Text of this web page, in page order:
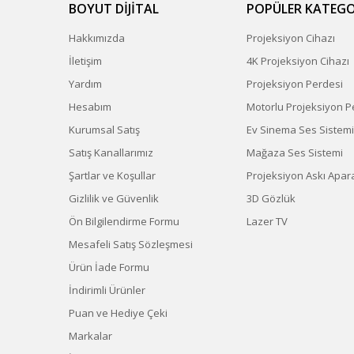
BOYUT DİJİTAL
Hakkımızda
İletişim
Yardım
Hesabım
Kurumsal Satış
Satış Kanallarımız
Şartlar ve Koşullar
Gizlilik ve Güvenlik
Ön Bilgilendirme Formu
Mesafeli Satış Sözleşmesi
Ürün İade Formu
İndirimli Ürünler
Puan ve Hediye Çeki
Markalar
POPÜLER
Projeksiyon Cihazı
4K Projeksiyon Cihazı
Projeksiyon Perdesi
Motorlu Projeksiyon
Ev Sinema Ses Sistemi
Mağaza Ses Sistemi
Projeksiyon Askı
3D Gözlük
Lazer TV